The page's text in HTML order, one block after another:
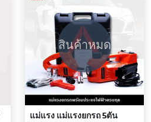
สินค้าหมด
แม่แรง แม่แรงยกรถ 5ตัน